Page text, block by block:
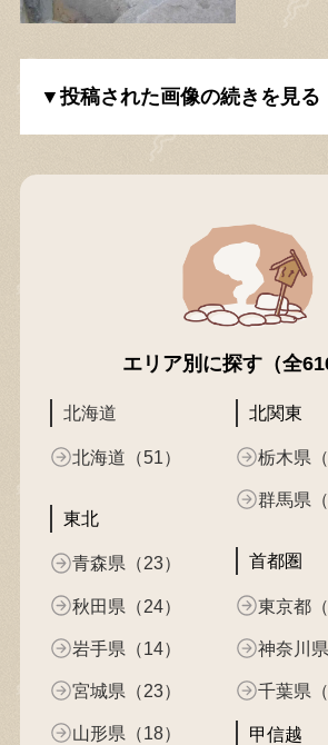
▼投稿された画像の続きを見る
エリア別に探す（全
北海道
北海道（51）
東北
青森県（23）
秋田県（24）
岩手県（14）
宮城県（23）
山形県（18）
北関東
栃木県（
群馬県（
首都圏
東京都（
神奈川県
千葉県（
甲信越